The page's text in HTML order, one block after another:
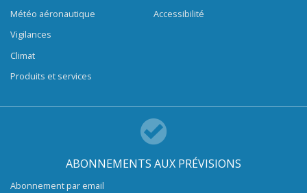
Météo aéronautique
Vigilances
Climat
Produits et services
Accessibilité
ABONNEMENTS AUX PRÉVISIONS
Abonnement par email